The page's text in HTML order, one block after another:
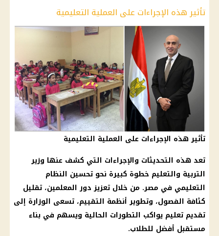
تأثير هذه الإجراءات على العملية التعليمية
تأثير هذه الإجراءات على العملية التعليمية
تعد هذه التحديثات والإجراءات التي كشف عنها وزير
التربية والتعليم خطوة كبيرة نحو تحسين النظام
التعليمي في مصر. من خلال تعزيز دور المعلمين، تقليل
كثافة الفصول، وتطوير أنظمة التقييم، تسعى الوزارة إلى
تقديم تعليم يواكب التطورات الحالية ويسهم في بناء
مستقبل أفضل للطلاب.